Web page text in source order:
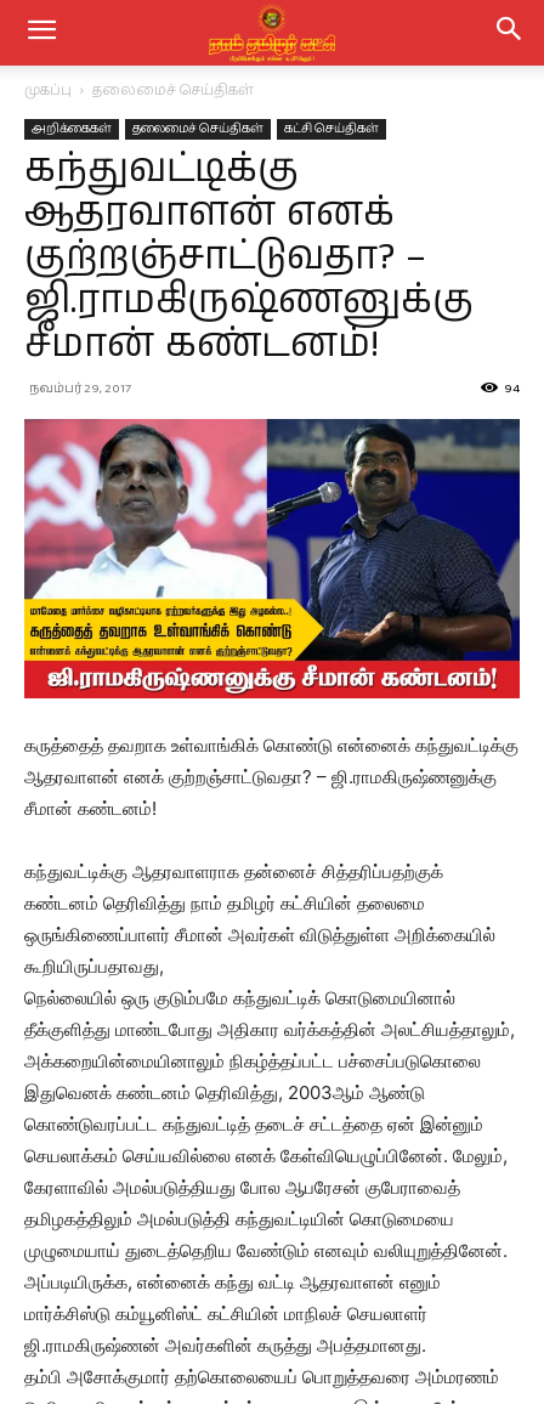
முகப்பு தலைமைச் செய்திகள்
அறிக்கைகள் தலைமைச் செய்திகள் கட்சி செய்திகள்
கந்துவட்டிக்கு
ஆதரவாளன் எனக்
குற்றஞ்சாட்டுவதா? –
ஜி.ராமகிருஷ்ணனுக்கு
சீமான் கண்டனம்!
நவம்பர் 29, 2017 94
கருத்தைத் தவறாக உள்வாங்கிக் கொண்டு என்னைக் கந்துவட்டிக்கு
ஆதரவாளன் எனக் குற்றஞ்சாட்டுவதா? – ஜி.ராமகிருஷ்ணனுக்கு
சீமான் கண்டனம்!
கந்துவட்டிக்கு ஆதரவாளராக தன்னைச் சித்தரிப்பதற்குக்
கண்டனம் தெரிவித்து நாம் தமிழர் கட்சியின் தலைமை
ஒருங்கிணைப்பாளர் சீமான் அவர்கள் விடுத்துள்ள அறிக்கையில்
கூறியிருப்பதாவது,
நெல்லையில் ஒரு குடும்பமே கந்துவட்டிக் கொடுமையினால்
தீக்குளித்து மாண்டபோது அதிகார வர்க்கத்தின் அலட்சியத்தாலும்,
அக்கறையின்மையினாலும் நிகழ்த்தப்பட்ட பச்சைப்படுகொலை
இதுவெனக் கண்டனம் தெரிவித்து, 2003ஆம் ஆண்டு
கொண்டுவரப்பட்ட கந்துவட்டித் தடைச் சட்டத்தை ஏன் இன்னும்
செயலாக்கம் செய்யவில்லை எனக் கேள்வியெழுப்பினேன். மேலும்,
கேரளாவில் அமல்படுத்தியது போல ஆபரேசன் குபேராவைத்
தமிழகத்திலும் அமல்படுத்தி கந்துவட்டியின் கொடுமையை
முழுமையாய் துடைத்தெறிய வேண்டும் எனவும் வலியுறுத்தினேன்.
அப்படியிருக்க, என்னைக் கந்து வட்டி ஆதரவாளன் எனும்
மார்க்சிஸ்டு கம்யூனிஸ்ட் கட்சியின் மாநிலச் செயலாளர்
ஜி.ராமகிருஷ்ணன் அவர்களின் கருத்து அபத்தமானது.
தம்பி அசோக்குமார் தற்கொலையைப் பொறுத்தவரை அம்மரணம்